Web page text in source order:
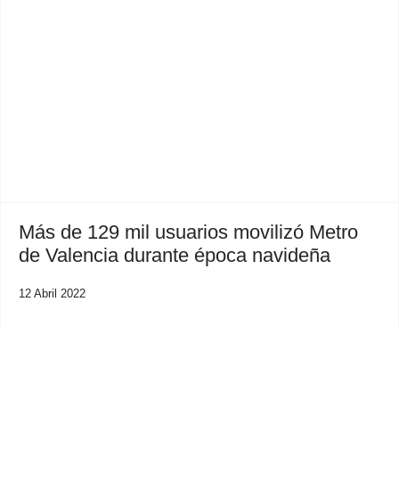
Más de 129 mil usuarios movilizó Metro
de Valencia durante época navideña
12 Abril 2022